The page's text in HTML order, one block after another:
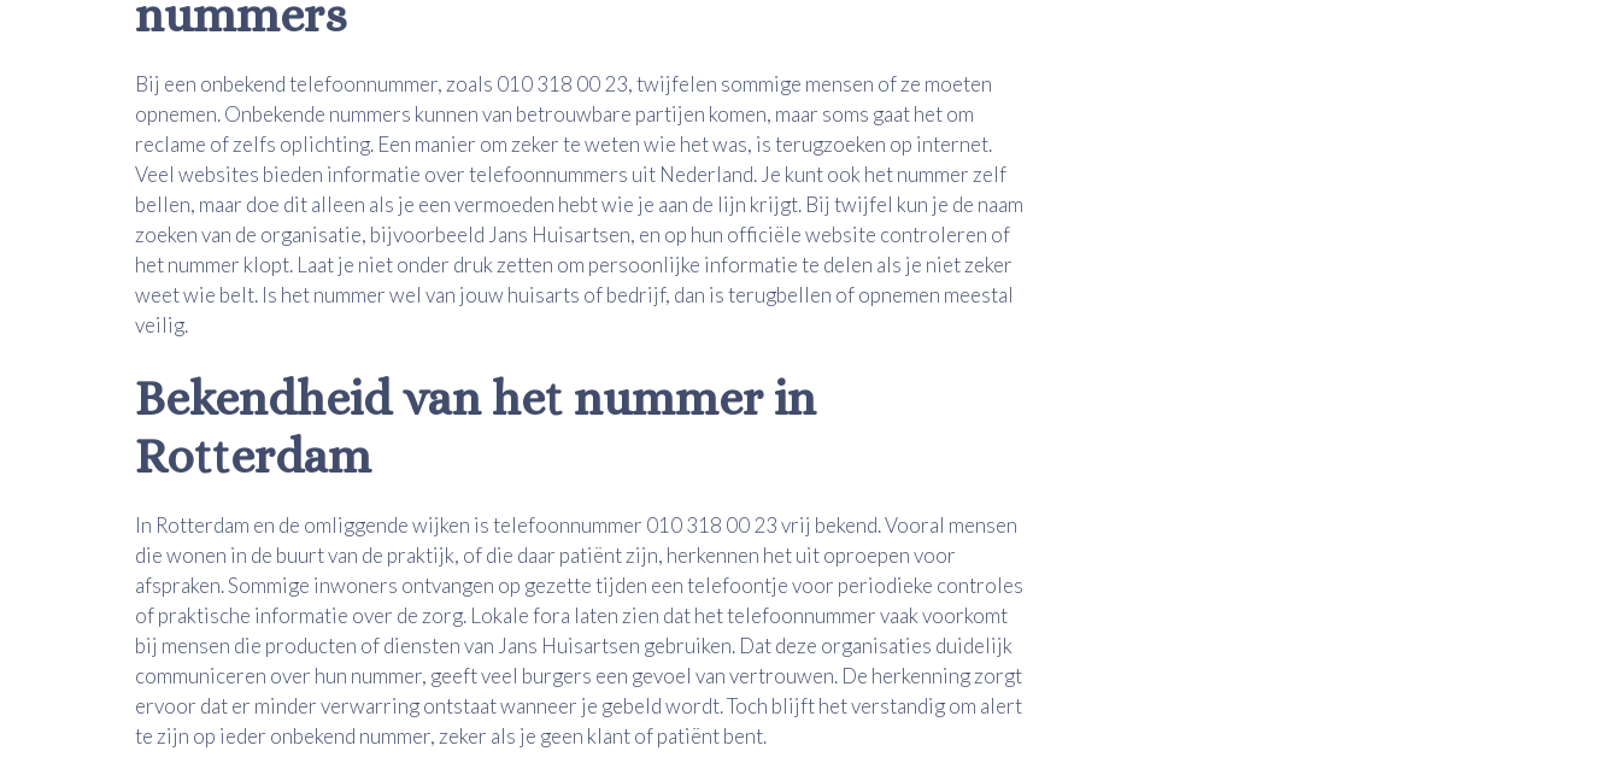
nummers
Bij een onbekend telefoonnummer, zoals 010 318 00 23, twijfelen sommige mensen of ze moeten
opnemen. Onbekende nummers kunnen van betrouwbare partijen komen, maar soms gaat het om
reclame of zelfs oplichting. Een manier om zeker te weten wie het was, is terugzoeken op internet.
Veel websites bieden informatie over telefoonnummers uit Nederland. Je kunt ook het nummer zelf
bellen, maar doe dit alleen als je een vermoeden hebt wie je aan de lijn krijgt. Bij twijfel kun je de naam
zoeken van de organisatie, bijvoorbeeld Jans Huisartsen, en op hun officiële website controleren of
het nummer klopt. Laat je niet onder druk zetten om persoonlijke informatie te delen als je niet zeker
weet wie belt. Is het nummer wel van jouw huisarts of bedrijf, dan is terugbellen of opnemen meestal
veilig.
Bekendheid van het nummer in
Rotterdam
In Rotterdam en de omliggende wijken is telefoonnummer 010 318 00 23 vrij bekend. Vooral mensen
die wonen in de buurt van de praktijk, of die daar patiënt zijn, herkennen het uit oproepen voor
afspraken. Sommige inwoners ontvangen op gezette tijden een telefoontje voor periodieke controles
of praktische informatie over de zorg. Lokale fora laten zien dat het telefoonnummer vaak voorkomt
bij mensen die producten of diensten van Jans Huisartsen gebruiken. Dat deze organisaties duidelijk
communiceren over hun nummer, geeft veel burgers een gevoel van vertrouwen. De herkenning zorgt
ervoor dat er minder verwarring ontstaat wanneer je gebeld wordt. Toch blijft het verstandig om alert
te zijn op ieder onbekend nummer, zeker als je geen klant of patiënt bent.